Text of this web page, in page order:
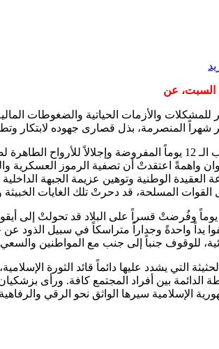
السبت، عن
للمشكلات والأزمات الحياتية والضغوطات
شهراً المنصرمة، بذل قصارى جهوده لابتكار
وفي سياق خطابٍ وجّهه إحياءً للذكرى السنوية الأولى لاندلاع حرب
اعتقدتْ أن تصفية الرموز العسكرية
العقيدة الوطنية وتوهين عزيمة الجبهة
القوات المسلحة، قد دحرتْ تلك الغايات الخبيثة
وفُرضتْ قسراً على البلاد قد تحولتْ إلى
يداً واحدةً وجداراً متراسكاً في سبيل الذود
للوقوف جنباً إلى جنب مع المواطنين
التي يشدد عليها دائماً قائد الثورة
الدائمة بين أفراد المجتمع كافة. ورأى
الإسلامية سيرها الواثق نحو الرقي